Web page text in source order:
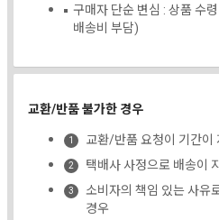
구매자 단순 변심 : 상품 수
배송비 부담)
교환/반품 불가한 경우
교환/반품 요청이 기간이
택배사 사정으로 배송이
소비자의 책임 있는 사유
경우